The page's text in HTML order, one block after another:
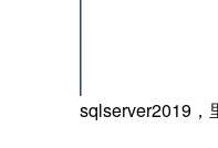
sqlserver2019，